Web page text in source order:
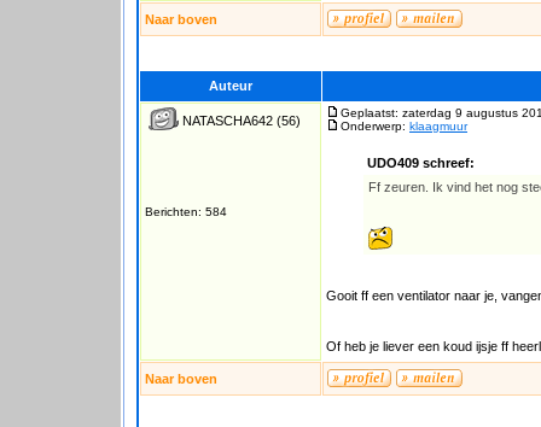
Naar boven
Auteur
NATASCHA642 (56)
Berichten: 584
Geplaatst: zaterdag 9 augustus
Onderwerp: klaagmuur
UDO409 schreef:
Ff zeuren. Ik vind het nog
Gooit ff een ventilator naar je,
Of heb je liever een koud ijsje ff
Naar boven